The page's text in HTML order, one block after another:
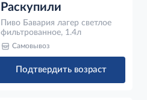
Раскупили
Пиво Бавария лагер светлое
фильтрованное, 1.4л
Самовывоз
Подтвердить возраст